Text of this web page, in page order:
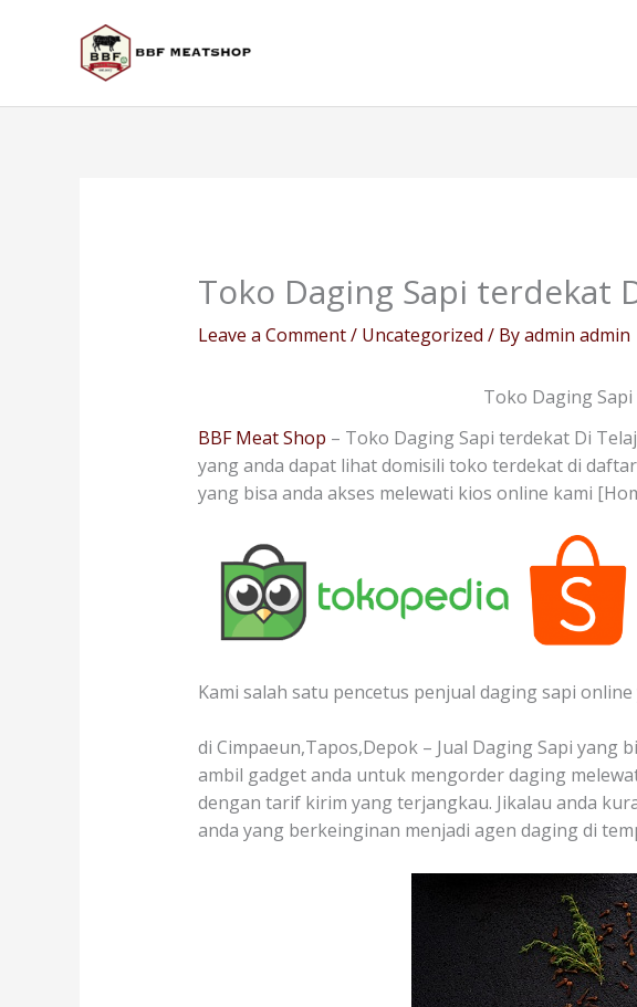
Toko Daging Sapi terdekat
Leave a Comment/ Uncategorized / Byadmin admin
Toko Daging
BBF Meat Shop – Toko Daging Sapi terdekat Di
yang anda dapat lihat domisili toko terdekat di
yang bisa anda akses melewati kios online kami
Kami salah satu pencetus penjual daging sapi
di Cimpaeun,Tapos,Depok – Jual Daging Sapi yang
ambil gadget anda untuk mengorder daging
dengan tarif kirim yang terjangkau. Jikalau anda
anda yang berkeinginan menjadi agen daging di